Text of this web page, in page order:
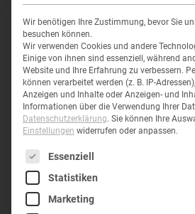
K-1450
Wir benötigen Ihre Zustimmung, bevor Sie
besuchen können.
Wir verwenden Cookies und andere
Einige von ihnen sind essenziell, während
Website und Ihre Erfahrung zu verbessern.
können verarbeitet werden (z. B. IP-
Anzeigen und Inhalte oder Anzeigen- und
Informationen über die Verwendung Ihrer
Datenschutzerklärung. Sie können Ihre
Einstellungen widerrufen oder anpassen.
Es folgt eine Liste der Service-
Essenziell
Statistiken
Marketing